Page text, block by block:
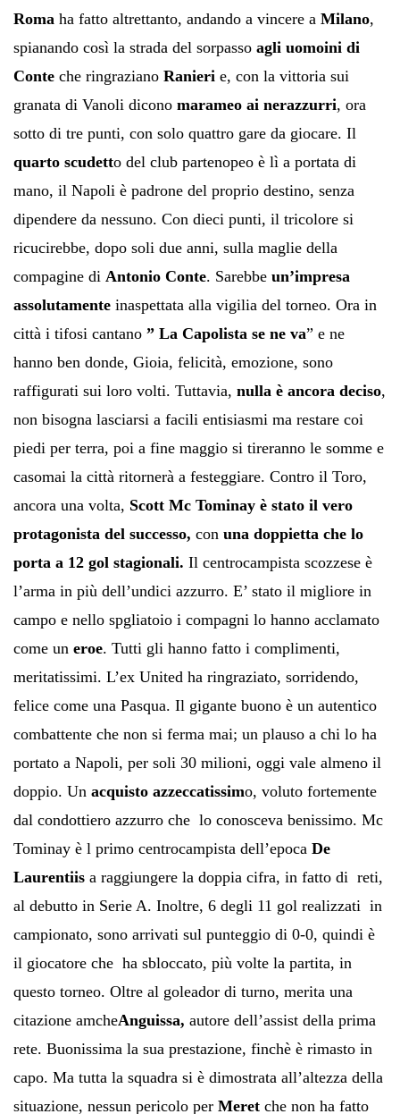
Roma ha fatto altrettanto, andando a vincere a Milano,
spianando così la strada del sorpasso agli uomoini di
Conte che ringraziano Ranieri e, con la vittoria sui
granata di Vanoli dicono marameo ai nerazzurri, ora
sotto di tre punti, con solo quattro gare da giocare. Il
quarto scudetto del club partenopeo è lì a portata di
mano, il Napoli è padrone del proprio destino, senza
dipendere da nessuno. Con dieci punti, il tricolore si
ricucirebbe, dopo soli due anni, sulla maglie della
compagine di Antonio Conte. Sarebbe un’impresa
assolutamente inaspettata alla vigilia del torneo. Ora in
città i tifosi cantano ” La Capolista se ne va” e ne
hanno ben donde, Gioia, felicità, emozione, sono
raffigurati sui loro volti. Tuttavia, nulla è ancora deciso,
non bisogna lasciarsi a facili entisiasmi ma restare coi
piedi per terra, poi a fine maggio si tireranno le somme e
casomai la città ritornerà a festeggiare. Contro il Toro,
ancora una volta, Scott Mc Tominay è stato il vero
protagonista del successo, con una doppietta che lo
porta a 12 gol stagionali. Il centrocampista scozzese è
l’arma in più dell’undici azzurro. E’ stato il migliore in
campo e nello spgliatoio i compagni lo hanno acclamato
come un eroe. Tutti gli hanno fatto i complimenti,
meritatissimi. L’ex United ha ringraziato, sorridendo,
felice come una Pasqua. Il gigante buono è un autentico
combattente che non si ferma mai; un plauso a chi lo ha
portato a Napoli, per soli 30 milioni, oggi vale almeno il
doppio. Un acquisto azzeccatissimo, voluto fortemente
dal condottiero azzurro che lo conosceva benissimo. Mc
Tominay è l primo centrocampista dell’epoca De
Laurentiis a raggiungere la doppia cifra, in fatto di reti,
al debutto in Serie A. Inoltre, 6 degli 11 gol realizzati in
campionato, sono arrivati sul punteggio di 0-0, quindi è
il giocatore che ha sbloccato, più volte la partita, in
questo torneo. Oltre al goleador di turno, merita una
citazione amcheAnguissa, autore dell’assist della prima
rete. Buonissima la sua prestazione, finchè è rimasto in
capo. Ma tutta la squadra si è dimostrata all’altezza della
situazione, nessun pericolo per Meret che non ha fatto